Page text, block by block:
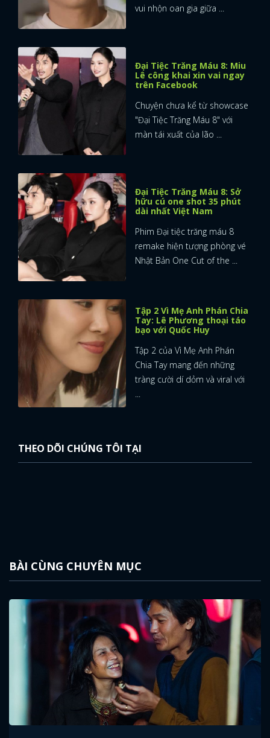
vui nhộn oan gia giữa ...
Đại Tiệc Trăng Máu 8: Miu
Lê công khai xin vai ngay
trên Facebook
Chuyện chưa kể từ showcase
"Đại Tiệc Trăng Máu 8" với
màn tái xuất của lão ...
Đại Tiệc Trăng Máu 8: Sở
hữu cú one shot 35 phút
dài nhất Việt Nam
Phim Đại tiệc trăng máu 8
remake hiện tượng phòng vé
Nhật Bản One Cut of the ...
Tập 2 Vì Mẹ Anh Phán Chia
Tay: Lê Phương thoại táo
bạo với Quốc Huy
Tập 2 của Vì Mẹ Anh Phán
Chia Tay mang đến những
tràng cười dí dỏm và viral với
THEO DÕI CHÚNG TÔI TẠI
BÀI CÙNG CHUYÊN MỤC